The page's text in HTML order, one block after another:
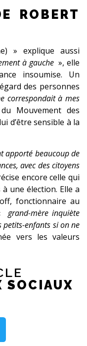
ROBERT
» explique aussi
à gauche», elle
insoumise. Un
des personnes
correspondait à mes
Mouvement des
d’être sensible à la
apporté beaucoup de
avec des citoyens
encore celle qui
une élection. Elle a
fonctionnaire au
grand-mère inquiète
petits-enfants si on ne
vers les valeurs
SOCIAUX